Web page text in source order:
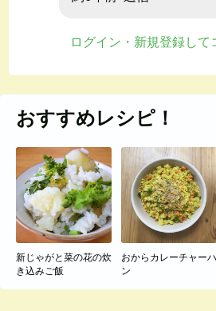
ログイン・新規登録して
おすすめレシピ！
新じゃがと菜の花の炊
き込みご飯
おからカレーチャーハ
ン